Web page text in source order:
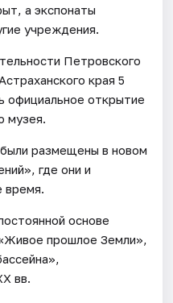
а экспонаты
учреждения.
Петровского
края 5
официальное открытие
музея.
были размещены в новом
где они и
время.
основе
прошлое Земли»,
вв.